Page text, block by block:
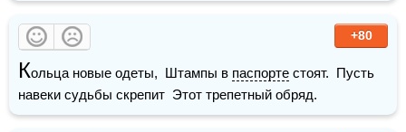
+80
Кольца новые одеты,  Штампы в паспорте стоят.  Пусть
навеки судьбы скрепит  Этот трепетный обряд.